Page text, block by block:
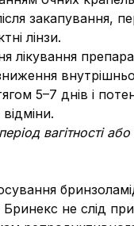
закапування,
лінзи.
лікування
5–7 днів і
вагітності
Бринекс не слід